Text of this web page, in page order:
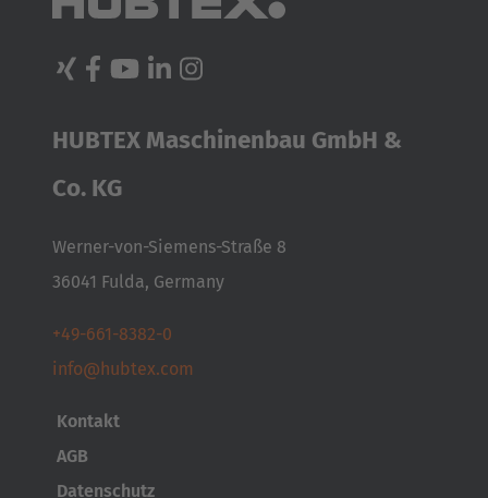
Português
United States
English
ASIA/PACIFIC
English
Japan
HUBTEX Maschinenbau GmbH &
Co. KG
Werner-von-Siemens-Straße 8
36041 Fulda, Germany
+49-661-8382-0
info@hubtex.com
Kontakt
AGB
Datenschutz